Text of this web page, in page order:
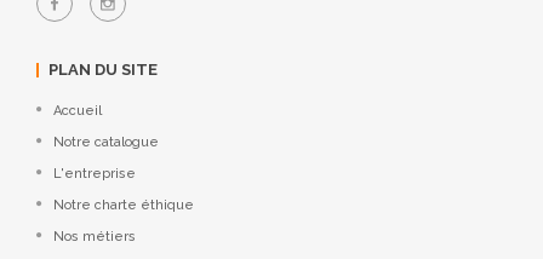
PLAN DU SITE
Accueil
Notre catalogue
L'entreprise
Notre charte éthique
Nos métiers